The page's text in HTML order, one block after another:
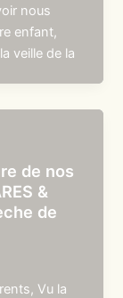
nous
enfant,
veille de la
de nos
&
de
Vu la